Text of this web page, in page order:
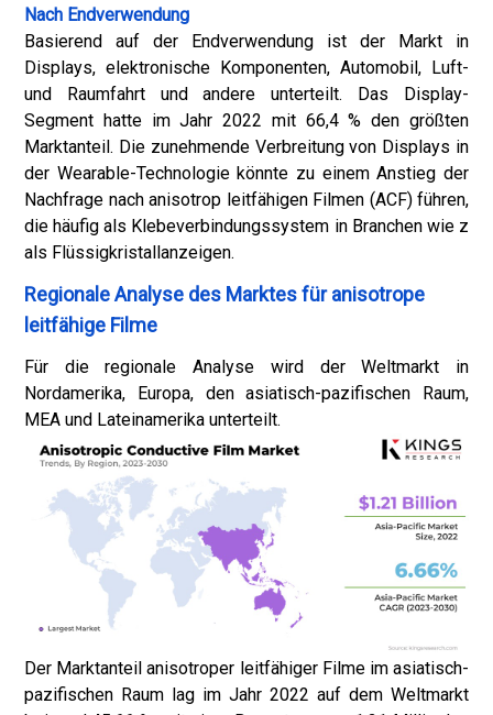
Nach Endverwendung
Basierend auf der Endverwendung ist der Markt in
Displays, elektronische Komponenten, Automobil, Luft-
und Raumfahrt und andere unterteilt. Das Display-
Segment hatte im Jahr 2022 mit 66,4 % den größten
Marktanteil. Die zunehmende Verbreitung von Displays in
der Wearable-Technologie könnte zu einem Anstieg der
Nachfrage nach anisotrop leitfähigen Filmen (ACF) führen,
die häufig als Klebeverbindungssystem in Branchen wie z
als Flüssigkristallanzeigen.
Regionale Analyse des Marktes für anisotrope
leitfähige Filme
Für die regionale Analyse wird der Weltmarkt in
Nordamerika, Europa, den asiatisch-pazifischen Raum,
MEA und Lateinamerika unterteilt.
Der Marktanteil anisotroper leitfähiger Filme im asiatisch-
pazifischen Raum lag im Jahr 2022 auf dem Weltmarkt